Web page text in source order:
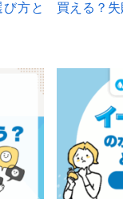
方と
買える？